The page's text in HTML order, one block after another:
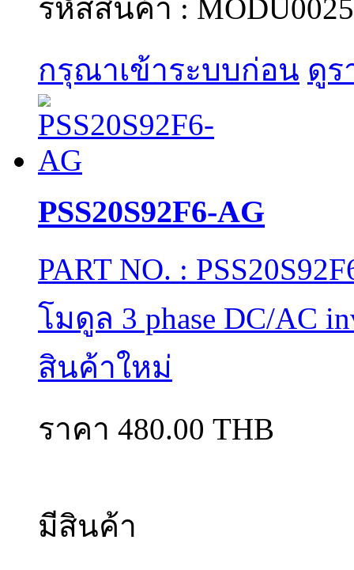
รหัสสินค้า : MODU0025
กรุณาเข้าระบบก่อน ดูร
PSS20S92F6-AG
PART NO. :
โมดูล 3 phase DC/AC
สินค้าใหม่
ราคา 480.00 THB
มีสินค้า